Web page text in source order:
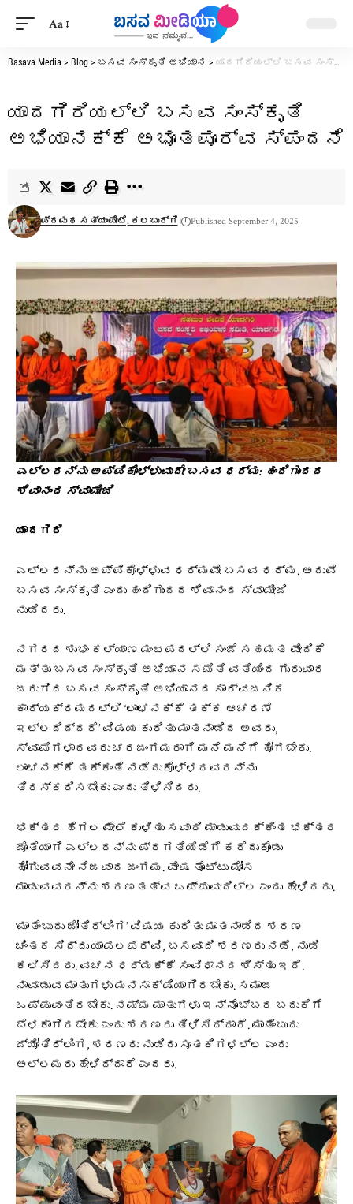
Aa
Basava Media > Blog > ಬಸವ ಸಂಸ್ಕೃತಿ ಅಭಿಯಾನ > ಯಾದಗಿರಿಯಲ್ಲಿ ಬಸವ ಸಂಸ್ಕೃತಿ ಅಭಿಯಾನಕ್ಕೆ ಅಭೂತಪೂರ್ವ ಸ್ಪಂದನೆ
ಯಾದಗಿರಿಯಲ್ಲಿ ಬಸವ ಸಂಸ್ಕೃತಿ
ಅಭಿಯಾನಕ್ಕೆ ಅಭೂತಪೂರ್ವ ಸ್ಪಂದನೆ
ಪ್ರಮಥ ಸತ್ಯಂಪೇಟೆ, ಕಲಬುರ್ಗಿ Published September 4, 2025
ಎಲ್ಲರನ್ನು ಅಪ್ಪಿಕೊಳ್ಳುವುದೇ ಬಸವ ಧರ್ಮ: ಹಂದಿಗುಂದದ
ಶಿವಾನಂದ ಸ್ವಾಮೀಜಿ
ಯಾದಗಿರಿ
ಎಲ್ಲರನ್ನು ಅಪ್ಪಿಕೊಳ್ಳುವ ಧರ್ಮವೇ ಬಸವ ಧರ್ಮ. ಅದುವೆ
ಬಸವ ಸಂಸ್ಕೃತಿ ಎಂದು ಹಂದಿಗುಂದದ ಶಿವಾನಂದ ಸ್ವಾಮೀಜಿ
ನುಡಿದರು.
ನಗರದ ಶುಭಂ ಕಲ್ಯಾಣ ಮಂಟಪದಲ್ಲಿ ಸಂಜೆ ಸಹಮತ ವೇದಿಕೆ
ಮತ್ತು ಬಸವ ಸಂಸ್ಕೃತಿ ಅಭಿಯಾನ ಸಮಿತಿ ವತಿಯಿಂದ ಗುರುವಾರ
ಜರುಗಿದ ಬಸವ ಸಂಸ್ಕೃತಿ ಅಭಿಯಾನದ ಸಾರ್ವಜನಿಕ
ಕಾರ್ಯಕ್ರಮದಲ್ಲಿ ‘ಲಾಂಛನಕ್ಕೆ ತಕ್ಕ ಆಚರಣೆ
ಇಲ್ಲದಿದ್ದರೆ’ ವಿಷಯ ಕುರಿತು ಮಾತನಾಡಿದ ಅವರು,
ಸ್ವಾಮಿಗಳಾದವರು ಚರಜಂಗಮರಾಗಿ ಮನೆ ಮನೆಗೆ ಹೋಗಬೇಕು.
ಲಾಂಛನಕ್ಕೆ ತಕ್ಕಂತೆ ನಡೆದುಕೊಳ್ಳದವರನ್ನು
ತಿರಸ್ಕರಿಸಬೇಕು ಎಂದು ತಿಳಿಸಿದರು.
ಭಕ್ತರ ಹೆಗಲ ಮೇಲೆ ಕುಳಿತು ಸವಾರಿ ಮಾಡುವುದಕ್ಕಿಂತ ಭಕ್ತರ
ಜೊತೆಯಾಗಿ ಎಲ್ಲರನ್ನು ಪ್ರಗತಿಯೆಡೆಗೆ ಕರೆದುಕೊಂಡು
ಹೋಗುವವನೇ ನಿಜವಾದ ಜಂಗಮ. ವೇಷ ತೊಟ್ಟು ಮೋಸ
ಮಾಡುವವರನ್ನು ಶರಣತತ್ವ ಒಪ್ಪುವುದಿಲ್ಲ ಎಂದು ಹೇಳಿದರು.
‘ಮಾತೆಂಬುದು ಜೋತಿರ್ಲಿಂಗ’ ವಿಷಯ ಕುರಿತು ಮಾತನಾಡಿದ ಶರಣ
ಚಿಂತಕ ಸಿದ್ದು ಯಾಪಲಪರ್ವಿ, ಬಸವಾದಿ ಶರಣರು ನಡೆ, ನುಡಿ
ಕಲಿಸಿದರು. ವಚನ ಧರ್ಮಕ್ಕೆ ಸಂವಿಧಾನದ ಶಿಸ್ತು ಇದೆ.‌
ನಾವಾಡುವ ಮಾತುಗಳು ಮನಸಾಕ್ಷಿಯಾಗಿರಬೇಕು. ಸಮಾಜ
ಒಪ್ಪುವಂತಿರಬೇಕು. ನಮ್ಮ ಮಾತುಗಳು ಇನ್ನೊಬ್ಬರ ಬದುಕಿಗೆ
ಬೆಳಕಾಗಿರಬೇಕು ಎಂದು ಶರಣರು ತಿಳಿಸಿದ್ದಾರೆ. ಮಾತೆಂಬುದು
ಜ್ಯೋತಿರ್ಲಿಂಗ, ಶರಣರು ನುಡಿದು ಸೂತಕಿಗಳಲ್ಲ ಎಂದು
ಅಲ್ಲಮರು ಹೇಳಿದ್ದಾರೆ ಎಂದರು.